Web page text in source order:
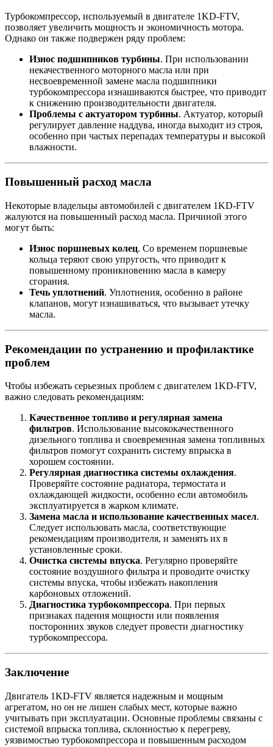
Турбокомпрессор, используемый в двигателе 1KD-FTV,
позволяет увеличить мощность и экономичность мотора.
Однако он также подвержен ряду проблем:
Износ подшипников турбины. При использовании
некачественного моторного масла или при
несвоевременной замене масла подшипники
турбокомпрессора изнашиваются быстрее, что приводит
к снижению производительности двигателя.
Проблемы с актуатором турбины. Актуатор, который
регулирует давление наддува, иногда выходит из строя,
особенно при частых перепадах температуры и высокой
влажности.
Повышенный расход масла
Некоторые владельцы автомобилей с двигателем 1KD-FTV
жалуются на повышенный расход масла. Причиной этого
могут быть:
Износ поршневых колец. Со временем поршневые
кольца теряют свою упругость, что приводит к
повышенному проникновению масла в камеру
сгорания.
Течь уплотнений. Уплотнения, особенно в районе
клапанов, могут изнашиваться, что вызывает утечку
масла.
Рекомендации по устранению и профилактике
проблем
Чтобы избежать серьезных проблем с двигателем 1KD-FTV,
важно следовать рекомендациям:
Качественное топливо и регулярная замена
фильтров. Использование высококачественного
дизельного топлива и своевременная замена топливных
фильтров помогут сохранить систему впрыска в
хорошем состоянии.
Регулярная диагностика системы охлаждения.
Проверяйте состояние радиатора, термостата и
охлаждающей жидкости, особенно если автомобиль
эксплуатируется в жарком климате.
Замена масла и использование качественных масел.
Следует использовать масла, соответствующие
рекомендациям производителя, и заменять их в
установленные сроки.
Очистка системы впуска. Регулярно проверяйте
состояние воздушного фильтра и проводите очистку
системы впуска, чтобы избежать накопления
карбоновых отложений.
Диагностика турбокомпрессора. При первых
признаках падения мощности или появления
посторонних звуков следует провести диагностику
турбокомпрессора.
Заключение
Двигатель 1KD-FTV является надежным и мощным
агрегатом, но он не лишен слабых мест, которые важно
учитывать при эксплуатации. Основные проблемы связаны с
системой впрыска топлива, склонностью к перегреву,
уязвимостью турбокомпрессора и повышенным расходом